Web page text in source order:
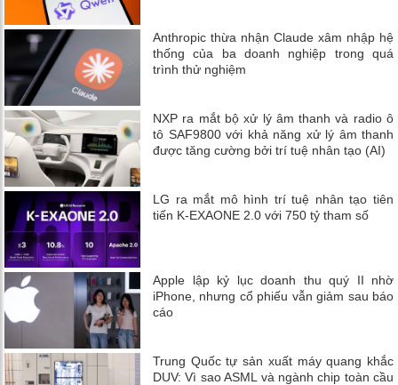
Anthropic thừa nhận Claude xâm nhập hệ
thống của ba doanh nghiệp trong quá
trình thử nghiệm
NXP ra mắt bộ xử lý âm thanh và radio ô
tô SAF9800 với khả năng xử lý âm thanh
được tăng cường bởi trí tuệ nhân tạo (AI)
LG ra mắt mô hình trí tuệ nhân tạo tiên
tiến K-EXAONE 2.0 với 750 tỷ tham số
Apple lập kỷ lục doanh thu quý II nhờ
iPhone, nhưng cổ phiếu vẫn giảm sau báo
cáo
Trung Quốc tự sản xuất máy quang khắc
DUV: Vì sao ASML và ngành chip toàn cầu